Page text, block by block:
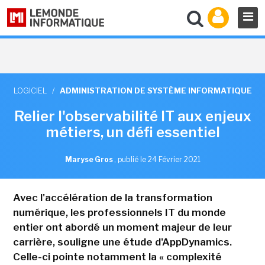
LOGICIEL / ADMINISTRATION DE SYSTÈME INFORMATIQUE
Relier l'observabilité IT aux enjeux
métiers, un défi essentiel
Maryse Gros , publié le 24 Février 2021
Avec l'accélération de la transformation
numérique, les professionnels IT du monde
entier ont abordé un moment majeur de leur
carrière, souligne une étude d'AppDynamics.
Celle-ci pointe notamment la « complexité